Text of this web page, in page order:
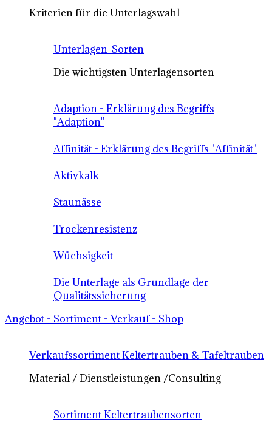
Kriterien für die Unterlagswahl
Unterlagen-Sorten
Die wichtigsten Unterlagensorten
Adaption - Erklärung des Begriffs
"Adaption"
Affinität - Erklärung des Begriffs "Affinität"
Aktivkalk
Staunässe
Trockenresistenz
Wüchsigkeit
Die Unterlage als Grundlage der
Qualitätssicherung
Angebot - Sortiment - Verkauf - Shop
Verkaufssortiment Keltertrauben & Tafeltrauben
Material / Dienstleistungen /Consulting
Sortiment Keltertraubensorten